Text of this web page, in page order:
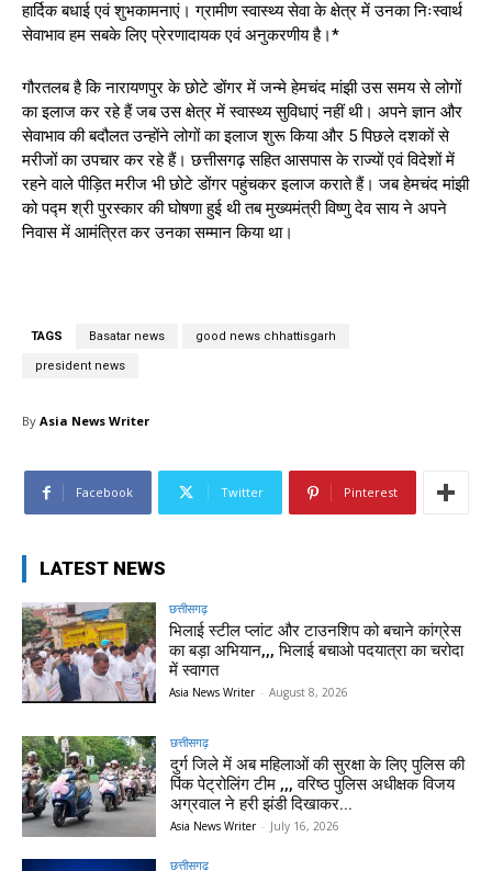
हार्दिक बधाई एवं शुभकामनाएं। ग्रामीण स्वास्थ्य सेवा के क्षेत्र में उनका निःस्वार्थ
सेवाभाव हम सबके लिए प्रेरणादायक एवं अनुकरणीय है।*
गौरतलब है कि नारायणपुर के छोटे डोंगर में जन्मे हेमचंद मांझी उस समय से लोगों
का इलाज कर रहे हैं जब उस क्षेत्र में स्वास्थ्य सुविधाएं नहीं थी। अपने ज्ञान और
सेवाभाव की बदौलत उन्होंने लोगों का इलाज शुरू किया और 5 पिछले दशकों से
मरीजों का उपचार कर रहे हैं। छत्तीसगढ़ सहित आसपास के राज्यों एवं विदेशों में
रहने वाले पीड़ित मरीज भी छोटे डोंगर पहुंचकर इलाज कराते हैं। जब हेमचंद मांझी
को पद्म श्री पुरस्कार की घोषणा हुई थी तब मुख्यमंत्री विष्णु देव साय ने अपने
निवास में आमंत्रित कर उनका सम्मान किया था।
TAGS Basatar news good news chhattisgarh
president news
By Asia News Writer
Facebook Twitter Pinterest
LATEST NEWS
छत्तीसगढ़
भिलाई स्टील प्लांट और टाउनशिप को बचाने कांग्रेस
का बड़ा अभियान,,, भिलाई बचाओ पदयात्रा का चरोदा
में स्वागत
Asia News Writer - August 8, 2026
छत्तीसगढ़
दुर्ग जिले में अब महिलाओं की सुरक्षा के लिए पुलिस की
पिंक पेट्रोलिंग टीम ,,, वरिष्ठ पुलिस अधीक्षक विजय
अग्रवाल ने हरी झंडी दिखाकर...
Asia News Writer - July 16, 2026
छत्तीसगढ़